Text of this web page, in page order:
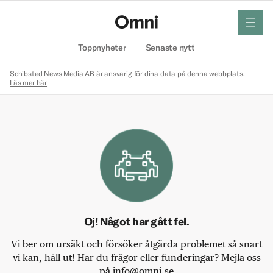
Toppnyheter Senaste nytt
meny
Schibsted News Media AB är ansvarig för dina data på denna webbplats.
Läs mer här
Oj! Något har gått fel.
Vi ber om ursäkt och försöker åtgärda problemet så snart
vi kan, håll ut! Har du frågor eller funderingar? Mejla oss